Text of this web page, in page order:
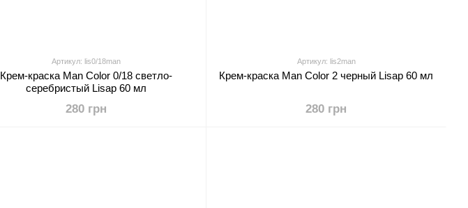
Артикул: lis0/18man
Крем-краска Man Color 0/18 светло-
серебристый Lisap 60 мл
280 грн
Артикул: lis2man
Крем-краска Man Color 2 черный Lisap 60 мл
280 грн